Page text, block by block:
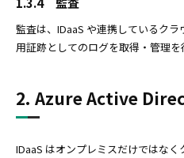
監査は、IDaaS や連携しているク
用証跡としてのログを取得・管理を
2. Azure Active
IDaaS はオンプレミスだけではな